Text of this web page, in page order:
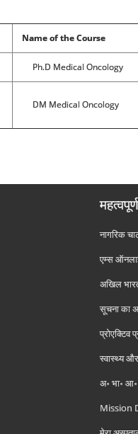
Name of the Course
Ph.D Medical Oncology
DM Medical Oncology
नागरिक
एम्स
अखिल
सूचना का
प्रोएक्टिव
स्वास्थ्य
अ॰ भा॰
Mission